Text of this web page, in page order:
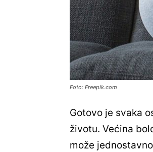
Foto: Freepik.com
Gotovo je svaka
životu. Većina
može